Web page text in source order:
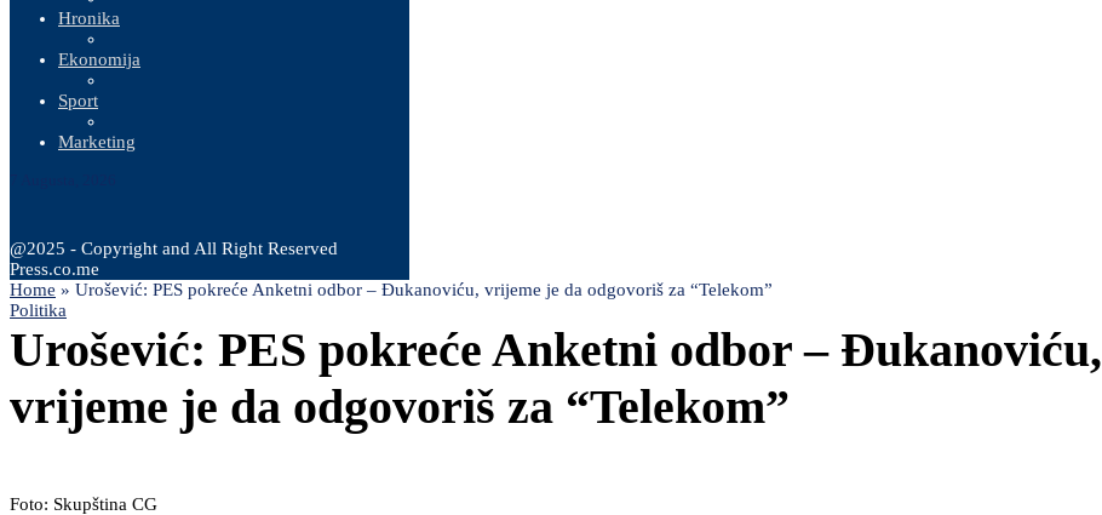
Hronika
Ekonomija
Sport
Marketing
@2025 - Copyright and All Right Reserved
Press.co.me
Home » Urošević: PES pokreće Anketni odbor – Đukanoviću, vrijeme je da odgovoriš za “Telekom”
Politika
Urošević: PES pokreće Anketni odbor – Đukanoviću,
vrijeme je da odgovoriš za “Telekom”
Foto: Skupština CG